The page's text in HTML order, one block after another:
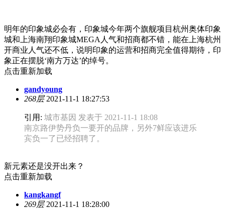
明年的印象城必会有，印象城今年两个旗舰项目杭州奥体印象
城和上海南翔印象城MEGA人气和招商都不错，能在上海杭州
开商业人气还不低，说明印象的运营和招商完全值得期待，印
象正在摆脱‘南方万达’的绰号。
点击重新加载
gandyoung
268层2021-11-1 18:27:53
引用: 城市基因 发表于 2021-11-1 18:08
南京路伊势丹负一要开的品牌，另外7鲜应该进乐
宾负一了已经招聘了。
新元素还是没开出来？
点击重新加载
kangkangf
269层2021-11-1 18:28:00